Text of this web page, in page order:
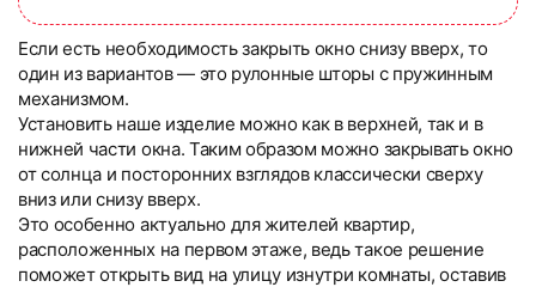
Если есть необходимость закрыть окно снизу вверх, то
один из вариантов — это рулонные шторы с пружинным
механизмом.
Установить наше изделие можно как в верхней, так и в
нижней части окна. Таким образом можно закрывать окно
от солнца и посторонних взглядов классически сверху
вниз или снизу вверх.
Это особенно актуально для жителей квартир,
расположенных на первом этаже, ведь такое решение
поможет открыть вид на улицу изнутри комнаты, оставив